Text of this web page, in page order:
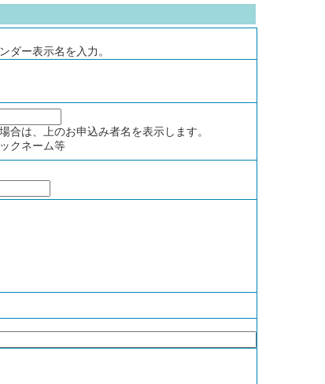
ー表示名を入力。
は、上のお申込み者名を表示します。
クネーム等